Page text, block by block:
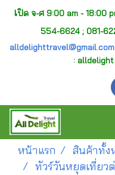
เปิด จ-ศ 9:00 am - 18:00
554-6624 ; 081-
alldelighttravel@gmail.com
:
หน้าแรก
สินค้าทั้ง
ทัวร์วันหยุดเที่ยว